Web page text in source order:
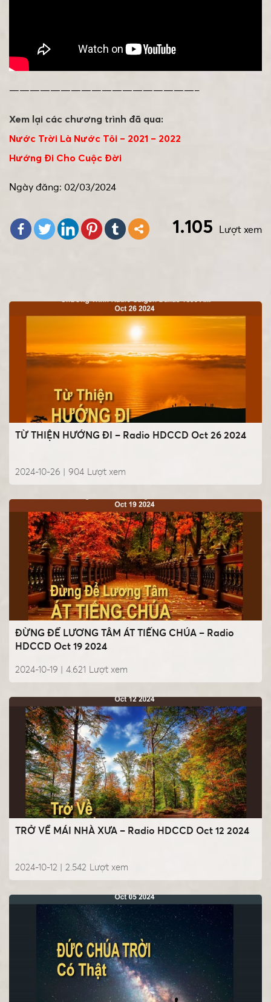
——————————————————–
Xem lại các chương trình đã qua:
Nước Trời Là Nước Tôi – 2021 – 2022
Hướng Đi Cho Cuộc Đời
Ngày đăng: 02/03/2024
Lượt xem
1.105
TỪ THIỆN HƯỚNG ĐI – Radio HDCCD Oct 26 2024
2024-10-26 | Lượt xem
904
ĐỪNG ĐỂ LƯƠNG TÂM ÁT TIẾNG CHÚA – Radio
HDCCD Oct 19 2024
2024-10-19 | Lượt xem
4.621
TRỞ VỀ MÁI NHÀ XƯA – Radio HDCCD Oct 12 2024
2024-10-12 | Lượt xem
2.542